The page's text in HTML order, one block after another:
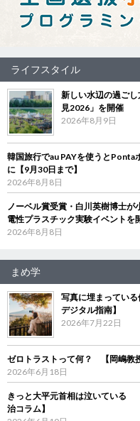
ライフスタイル
新しい水辺の過ご
見2026」を開催
2026年8月9日
韓国旅行でau PAYを使うと
に【9月30日まで】
2026年8月8日
ノーベル賞受賞・白川英樹博士
電性プラスチック実験イベントを
2026年8月8日
まめ学
写真に埋まってい
デジタル指南】
2026年7月22日
ゼロトラストって何？ 【岡嶋教
2026年6月18日
きっと大平元首相は泣いている
治コラム】